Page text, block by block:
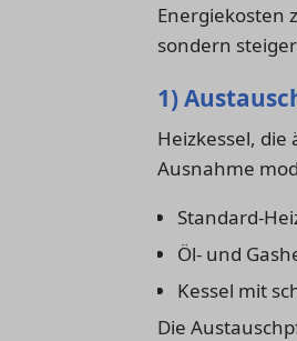
Energiekosten
sondern
1)
Heizkessel, die
Ausnahme
Standard-
Öl- und
Kessel mit
Die